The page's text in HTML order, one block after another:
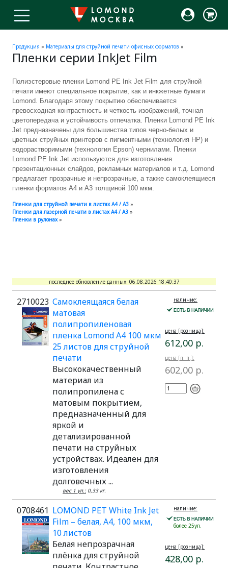
Продукция » Материалы для струйной печати офисных форматов »
Пленки серии InkJet Film
Полиэстеровые пленки Lomond PE Ink Jet Film для струйной
печати имеют специальное покрытие, как и инкжетные бумаги
Lomond. Благодаря этому покрытию обеспечивается
превосходная контрастность и четкость изображений, точная
цветопередача и устойчивость отпечатка. Пленки Lomond PE Ink
Jet предназначены для большинства типов черно-белых и
цветных струйных принтеров с пигментными (технология HP) и
водорастворимыми (технология Epson) чернилами. Пленки
Lomond PE Ink Jet используются для изготовления
презентационных слайдов, рекламных материалов и т.д. Lomond
предлагает прозрачные и непрозрачные, а также самоклеящиеся
пленки форматов А4 и А3 толщиной 100 мкм.
Пленки для струйной печати в листах А4 / А3 »
Пленки для лазерной печати в листах А4 / А3 »
Пленки в рулонах»
последнее обновление данных: 06.08.2026 18:40:37
2710023 Самоклеящаяся белая
матовая
полипропиленовая
пленка Lomond A4 100 мкм
25 листов для струйной
печати
Высококачественный
материал из
полипропилена с
матовым покрытием,
предназначенный для
яркой и
детализированной
печати на струйных
устройствах. Идеален для
изготовления
долговечных ...
вес 1 уп.: 0,33 кг.
наличие:
цена [розница]:
612,00 р.
цена [п. п.]:
602,00 р.
0708461 LOMOND PET White Ink Jet
Film – белая, А4, 100 мкм,
10 листов
Белая непрозрачная
плёнка для струйной
наличие:
более 25уп.
цена [розница]:
428,00 р.